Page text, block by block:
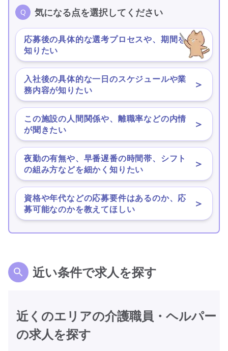
気になる点を選択してください
応募後の具体的な選考プロセスや、期間を
知りたい
＞
入社後の具体的な一日のスケジュールや業
務内容が知りたい
＞
この施設の人間関係や、離職率などの内情
が聞きたい
＞
夜勤の有無や、早番遅番の時間帯、シフト
の組み方などを細かく知りたい
＞
資格や年代などの応募要件はあるのか、応
募可能なのかを教えてほしい
＞
近い条件で求人を探す
近くのエリアの介護職員・ヘルパー
の求人を探す